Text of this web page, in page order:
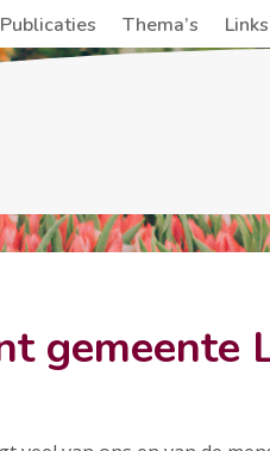
Publicaties Thema’s Links
gemeente